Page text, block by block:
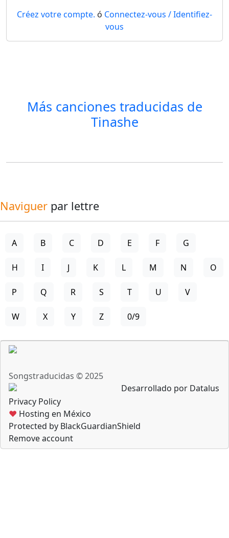
Créez votre compte. ó Connectez-vous / Identifiez-
vous
Más canciones traducidas de
Tinashe
Naviguer par lettre
A B C D E F G
H I J K L M N O
P Q R S T U V
W X Y Z 0/9
Songstraducidas © 2025
Desarrollado por Datalus
Privacy Policy
♥ Hosting en México
Protected by BlackGuardianShield
Remove account